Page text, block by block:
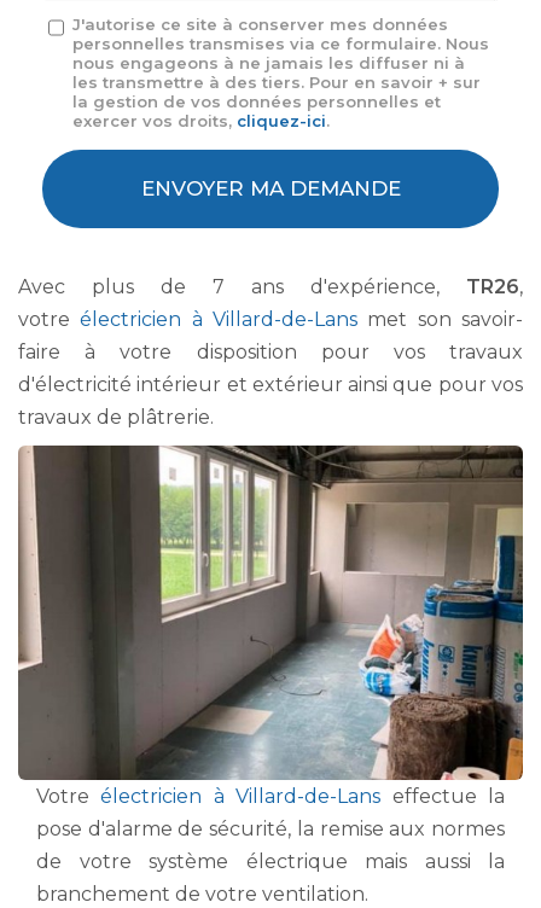
Message
J'autorise ce site à conserver mes données
personnelles transmises via ce formulaire. Nous
nous engageons à ne jamais les diffuser ni à
les transmettre à des tiers. Pour en savoir + sur
la gestion de vos données personnelles et
exercer vos droits, cliquez-ici.
Acceptation
RGPD
ENVOYER MA DEMANDE
Avec plus de 7 ans d'expérience, TR26,
votreélectricien à Villard-de-Lans met son savoir-
faire à votre disposition pour vos travaux
d'électricité intérieur et extérieur ainsi que pour vos
travaux de plâtrerie.
Votreélectricien à Villard-de-Lans effectue la
pose d'alarme de sécurité, la remise aux normes
de votre système électrique mais aussi la
branchement de votre ventilation.